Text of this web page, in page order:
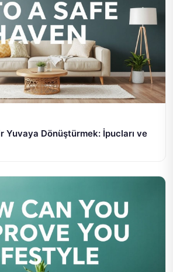
Yuvaya Dönüştürmek: İpucları ve